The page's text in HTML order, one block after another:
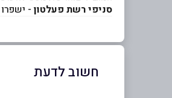
סניפי רשת פעלטון -
חשוב לדעת